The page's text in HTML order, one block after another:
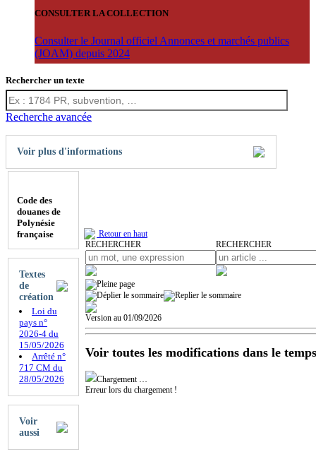
CONSULTER LA COLLECTION
Consulter le Journal officiel Annonces et marchés publics
(JOAM) depuis 2024
Rechercher un texte
Recherche avancée
Voir plus d'informations
Code des
douanes de
Polynésie
française
Textes
de
création
Loi du
pays n°
2026-4 du
15/05/2026
Arrêté n°
717 CM du
28/05/2026
Voir
aussi
Retour en haut
RECHERCHER
RECHERCHER
Version au 01/09/2026
Voir toutes les modifications dans le
Chargement …
Erreur lors du chargement !